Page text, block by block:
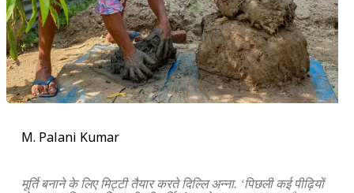
M. Palani Kumar
मूर्ति बनाने के लिए मिट्टी तैयार करते दिल्लि अन्ना. ‘पिछली कई पीढ़ियों